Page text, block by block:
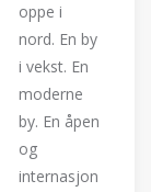
oppe i
nord. En by
i vekst. En
moderne
by. En åpen
og
internasjon